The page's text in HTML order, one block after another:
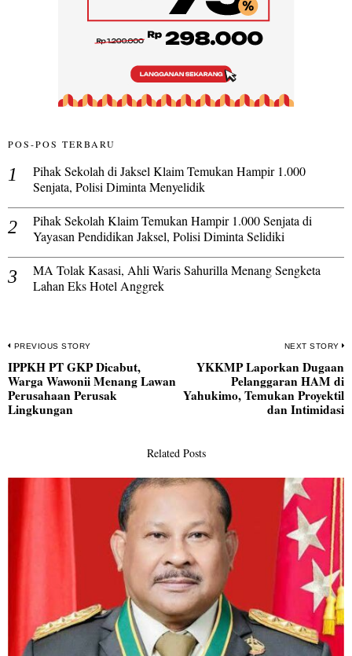
POS-POS TERBARU
Pihak Sekolah di Jaksel Klaim Temukan Hampir 1.000
Senjata, Polisi Diminta Menyelidik
Pihak Sekolah Klaim Temukan Hampir 1.000 Senjata di
Yayasan Pendidikan Jaksel, Polisi Diminta Selidiki
MA Tolak Kasasi, Ahli Waris Sahurilla Menang Sengketa
Lahan Eks Hotel Anggrek
Navigasi
pos
PREVIOUS STORY
Previous
post:
IPPKH PT GKP Dicabut,
Warga Wawonii Menang Lawan
Perusahaan Perusak
Lingkungan
NEXT STORY
YKKMP Laporkan Dugaan
Pelanggaran HAM di
Yahukimo, Temukan Proyektil
dan Intimidasi
Related Posts